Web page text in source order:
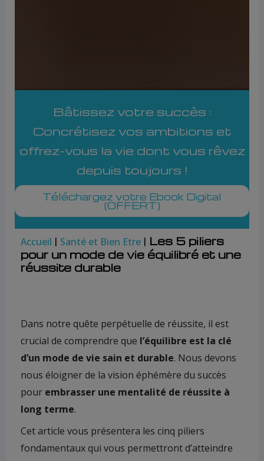
Bâtissez votre succès :
Concrétisez vos ambitions et
offrez-vous la vie dont vous rêvez
depuis toujours !
Téléchargez votre Ebook Digital
(OFFERT)
Accueil | Santé et Bien Etre| Les 5 piliers
pour un mode de vie équilibré et une
réussite durable
Dans notre quête perpétuelle de réussite, il est
crucial de comprendre que l’équilibre est la clé
d’un mode de vie sain et durable. Nous devons
nous éloigner de la vision éphémère du succès
pour embrasser une mentalité de réussite à
long terme.
Cet article vous présentera les cinq piliers
fondamentaux qui vous permettront d’atteindre